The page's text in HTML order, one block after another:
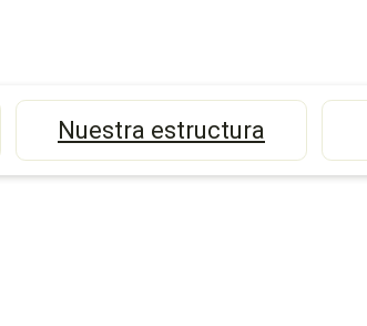
Nuestra estructura